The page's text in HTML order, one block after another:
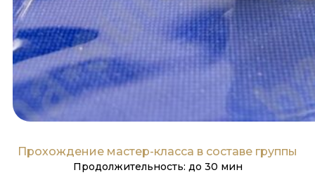
Прохождение мастер-класса в составе группы
Продолжительность: до 30 мин